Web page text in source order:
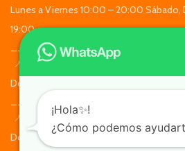
Lunes a Viernes 10:00 – 20:00 Sábado,
19:00
📍Alcalde Eduardo Castillo Velasco
Domingo de 10:00 a 19:30
📍Apoquindo 7935, Las Condes. Locales
Domingo de 11:30 a 19:30
¡Hola✨!
¿Cómo podemos